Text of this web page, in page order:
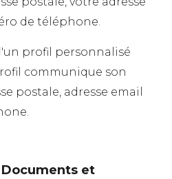
de téléphone.
profil personnalisé
communique son
postale, adresse email
et